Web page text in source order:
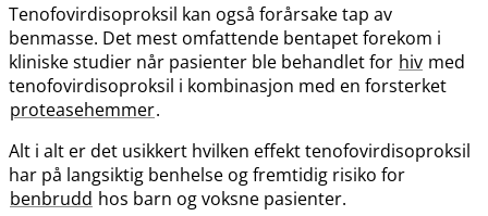
Tenofovirdisoproksil kan også forårsake tap av
benmasse. Det mest omfattende bentapet forekom i
kliniske studier når pasienter ble behandlet for hiv med
tenofovirdisoproksil i kombinasjon med en forsterket
proteasehemmer.
Alt i alt er det usikkert hvilken effekt tenofovirdisoproksil
har på langsiktig benhelse og fremtidig risiko for
benbrudd hos barn og voksne pasienter.